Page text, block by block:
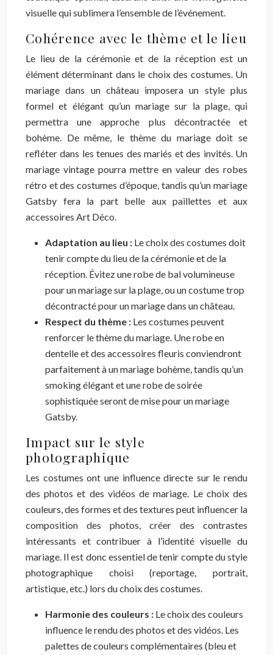
visuelle qui sublimera l’ensemble de l’événement.
Cohérence avec le thème et le lieu
Le lieu de la cérémonie et de la réception est un
élément déterminant dans le choix des costumes. Un
mariage dans un château imposera un style plus
formel et élégant qu’un mariage sur la plage, qui
permettra une approche plus décontractée et
bohème. De même, le thème du mariage doit se
refléter dans les tenues des mariés et des invités. Un
mariage vintage pourra mettre en valeur des robes
rétro et des costumes d’époque, tandis qu’un mariage
Gatsby fera la part belle aux paillettes et aux
accessoires Art Déco.
Adaptation au lieu : Le choix des costumes doit
tenir compte du lieu de la cérémonie et de la
réception. Évitez une robe de bal volumineuse
pour un mariage sur la plage, ou un costume trop
décontracté pour un mariage dans un château.
Respect du thème : Les costumes peuvent
renforcer le thème du mariage. Une robe en
dentelle et des accessoires fleuris conviendront
parfaitement à un mariage bohème, tandis qu’un
smoking élégant et une robe de soirée
sophistiquée seront de mise pour un mariage
Gatsby.
Impact sur le style
photographique
Les costumes ont une influence directe sur le rendu
des photos et des vidéos de mariage. Le choix des
couleurs, des formes et des textures peut influencer la
composition des photos, créer des contrastes
intéressants et contribuer à l’identité visuelle du
mariage. Il est donc essentiel de tenir compte du style
photographique choisi (reportage, portrait,
artistique, etc.) lors du choix des costumes.
Harmonie des couleurs : Le choix des couleurs
influence le rendu des photos et des vidéos. Les
palettes de couleurs complémentaires (bleu et